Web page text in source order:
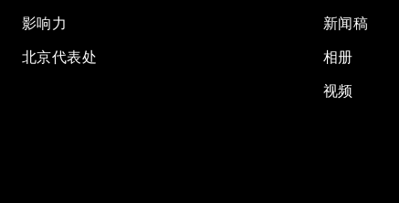
影响力
北京代表处
新闻稿
相册
视频